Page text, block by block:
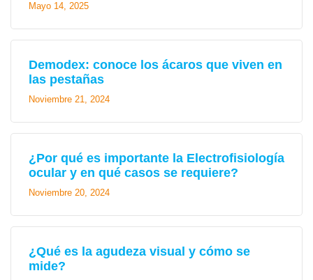
Mayo 14, 2025
Demodex: conoce los ácaros que viven en
las pestañas
Noviembre 21, 2024
¿Por qué es importante la Electrofisiología
ocular y en qué casos se requiere?
Noviembre 20, 2024
¿Qué es la agudeza visual y cómo se
mide?